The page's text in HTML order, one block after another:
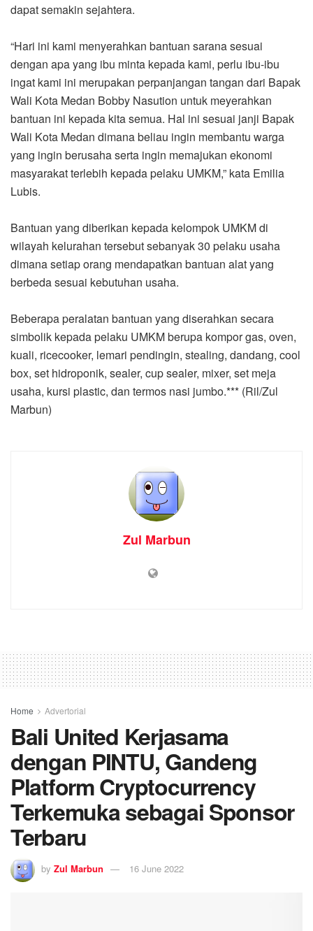
dapat semakin sejahtera.
“Hari ini kami menyerahkan bantuan sarana sesuai
dengan apa yang ibu minta kepada kami, perlu ibu-ibu
ingat kami ini merupakan perpanjangan tangan dari Bapak
Wali Kota Medan Bobby Nasution untuk meyerahkan
bantuan ini kepada kita semua. Hal ini sesuai janji Bapak
Wali Kota Medan dimana beliau ingin membantu warga
yang ingin berusaha serta ingin memajukan ekonomi
masyarakat terlebih kepada pelaku UMKM,” kata Emilia
Lubis.
Bantuan yang diberikan kepada kelompok UMKM di
wilayah kelurahan tersebut sebanyak 30 pelaku usaha
dimana setiap orang mendapatkan bantuan alat yang
berbeda sesuai kebutuhan usaha.
Beberapa peralatan bantuan yang diserahkan secara
simbolik kepada pelaku UMKM berupa kompor gas, oven,
kuali, ricecooker, lemari pendingin, stealing, dandang, cool
box, set hidroponik, sealer, cup sealer, mixer, set meja
usaha, kursi plastic, dan termos nasi jumbo.*** (Ril/Zul
Marbun)
Zul Marbun
Home Advertorial
Bali United Kerjasama
dengan PINTU, Gandeng
Platform Cryptocurrency
Terkemuka sebagai Sponsor
Terbaru
by Zul Marbun 16 June 2022